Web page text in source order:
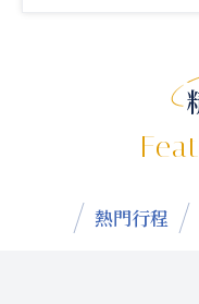
熱門行程